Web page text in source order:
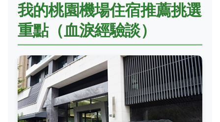
我的桃園機場住宿推薦挑選
重點（血淚經驗談）